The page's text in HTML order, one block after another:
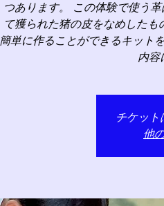
つあります。 この体験で使う
て獲られた猪の皮をなめした
簡単に作ることができるキット
内容
チケット
他